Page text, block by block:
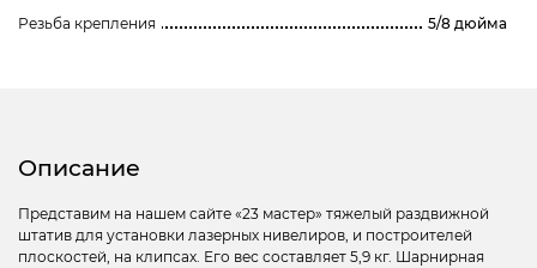
Резьба крепления 5/8 дюйма
Описание
Представим на нашем сайте «23 мастер» тяжелый раздвижной
штатив для установки лазерных нивелиров, и построителей
плоскостей, на клипсах. Его вес составляет 5,9 кг. Шарнирная